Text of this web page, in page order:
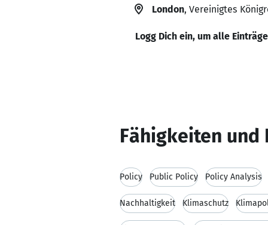
London, Vereinigtes
Logg Dich ein, um alle
Fähigkeiten und
Policy Public Policy Policy Analysis
Nachhaltigkeit Klimaschutz